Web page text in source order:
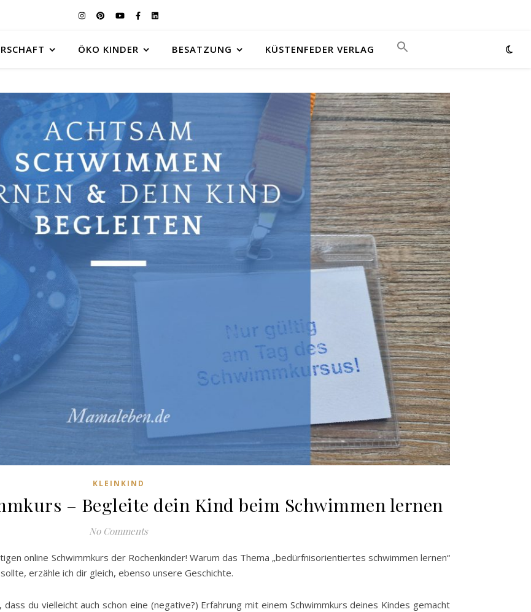
ÖKO KINDER BESATZUNG KÜSTENFEDER VERLAG
KLEINKIND
– Begleite dein Kind beim Schwimmen lernen
No Comments
online Schwimmkurs der Rochenkinder! Warum das Thema „bedürfnisorientiertes schwimmen lernen“
erzähle ich dir gleich, ebenso unsere Geschichte.
du vielleicht auch schon eine (negative?) Erfahrung mit einem Schwimmkurs deines Kindes gemacht